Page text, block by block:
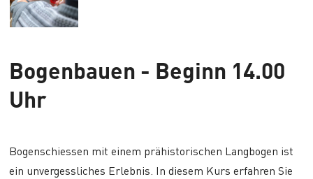
Bogenbauen - Beginn 14.00
Uhr
Bogenschiessen mit einem prähistorischen Langbogen ist
ein unvergessliches Erlebnis. In diesem Kurs erfahren Sie